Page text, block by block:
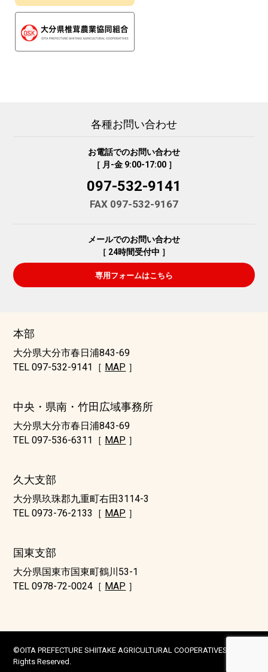
各種お問い合わせ
お電話でのお問い合わせ
［ 月-金 9:00-17:00 ］
097-532-9141
FAX 097-532-9167
メールでのお問い合わせ
［ 24時間受付中 ］
専用フォームはこちら
本部
大分県大分市春日浦843-69
TEL 097-532-9141［ MAP ］
中央・県南・竹田広域事務所
大分県大分市春日浦843-69
TEL 097-536-6311［ MAP ］
久大支部
大分県玖珠郡九重町右田3114-3
TEL 0973-76-2133［ MAP ］
国東支部
大分県国東市国東町鶴川53-1
TEL 0978-72-0024［ MAP ］
©OITA PREFECTURE SHIITAKE AGRICULTURAL COOPERATIVES ALL
Rights Reserved.